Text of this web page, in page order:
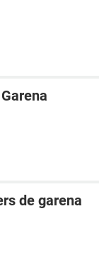
de garena